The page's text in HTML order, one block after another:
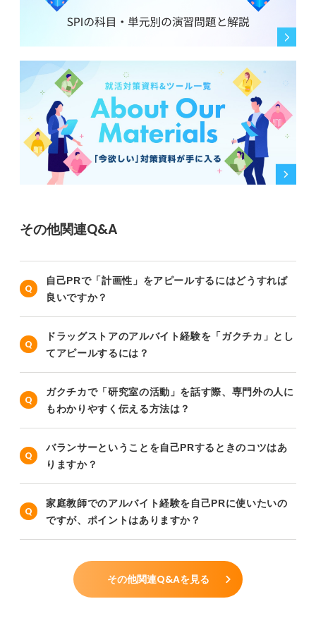
その他関連Q&A
自己PRで「計画性」をアピールするにはどうすれば
良いですか？
ドラッグストアのアルバイト経験を「ガクチカ」とし
てアピールするには？
ガクチカで「研究室の活動」を話す際、専門外の人に
もわかりやすく伝える方法は？
バランサーということを自己PRするときのコツはあ
りますか？
家庭教師でのアルバイト経験を自己PRに使いたいの
ですが、ポイントはありますか？
その他関連Q&Aを見る